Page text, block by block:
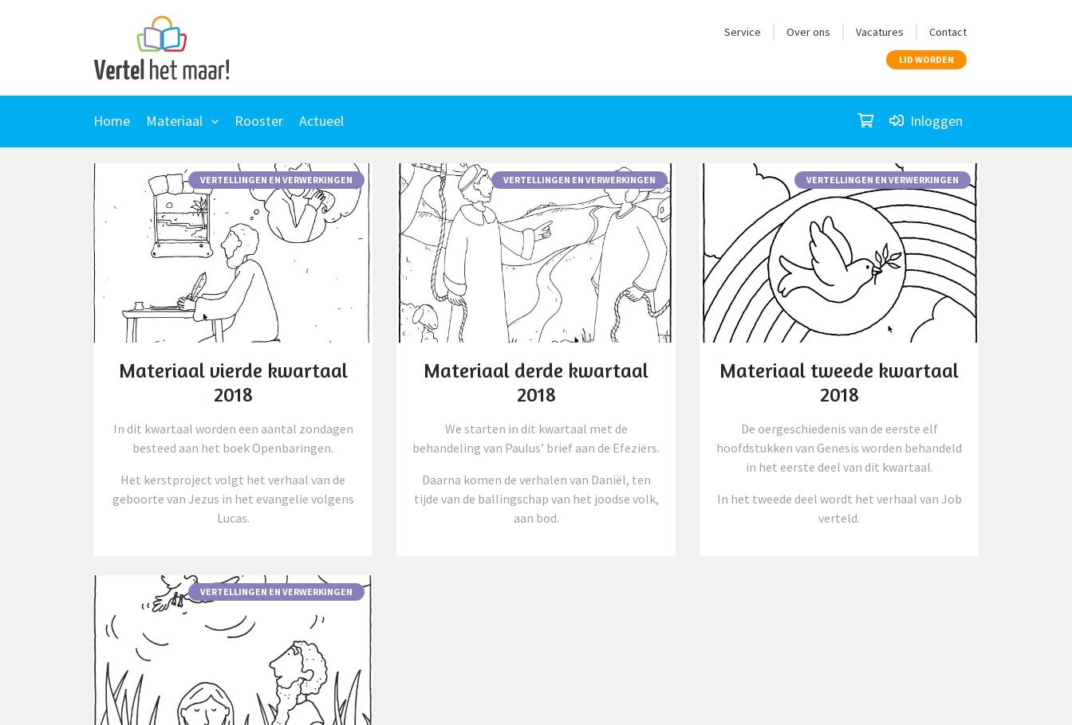
Service Over ons Vacatures Contact
LID WORDEN
Inloggen
Home Materiaal Rooster Actueel
VERTELLINGEN EN VERWERKINGEN
Materiaal vierde kwartaal
2018
In dit kwartaal worden een aantal zondagen
besteed aan het boek Openbaringen.
Het kerstproject volgt het verhaal van de
geboorte van Jezus in het evangelie volgens
Lucas.
VERTELLINGEN EN VERWERKINGEN
Materiaal derde kwartaal
2018
We starten in dit kwartaal met de
behandeling van Paulus’ brief aan de Efeziërs.
Daarna komen de verhalen van Daniël, ten
tijde van de ballingschap van het joodse volk,
aan bod.
VERTELLINGEN EN VERWERKINGEN
Materiaal tweede kwartaal
2018
De oergeschiedenis van de eerste elf
hoofdstukken van Genesis worden behandeld
in het eerste deel van dit kwartaal.
In het tweede deel wordt het verhaal van Job
verteld.
VERTELLINGEN EN VERWERKINGEN